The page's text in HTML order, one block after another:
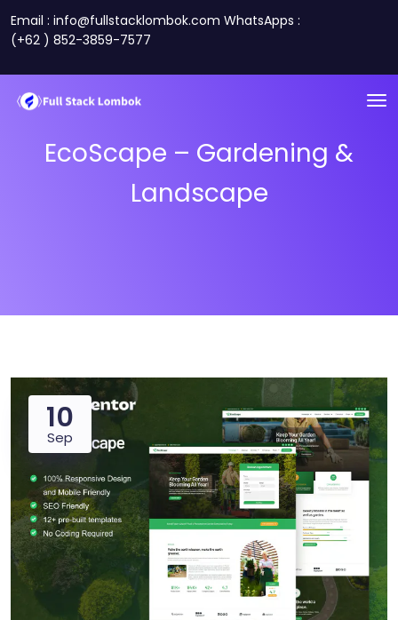
Email : info@fullstacklombok.com WhatsApps :
(+62 ) 852-3859-7577
EcoScape – Gardening &
Landscape
10
Sep